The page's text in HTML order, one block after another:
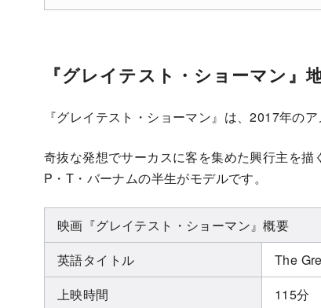
『グレイテスト・ショーマン』
『グレイテスト・ショーマン』は、2017年のア
奇抜な発想でサーカスに客を集めた興行主を描
P・T・バーナムの半生がモデルです。
映画『グレイテスト・ショーマン』概要
英語タイトル
The
上映時間
115分